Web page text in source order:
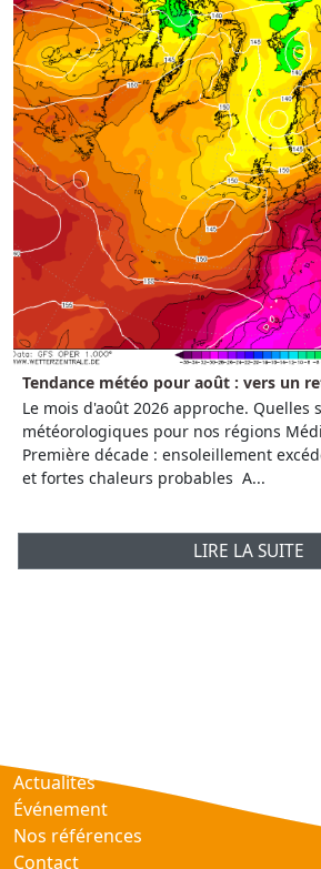
Tendance météo pour août : vers un
Le mois d'août 2026 approche. Quelles
météorologiques pour nos régions
Première décade : ensoleillement
et fortes chaleurs probables A...
LIRE LA SUITE
Actualités
Événement
Nos références
Contact